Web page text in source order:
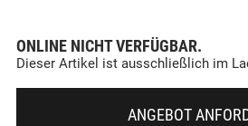
ONLINE NICHT VERFÜGBAR.
Dieser Artikel ist ausschließlich im
ANGEBOT